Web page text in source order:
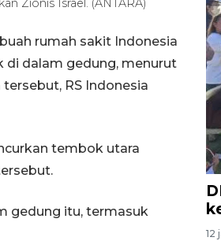
Zionis Israel. (ANTARA)
rumah sakit Indonesia
di dalam gedung, menurut
RS Indonesia
tembok utara
gedung itu, termasuk
12